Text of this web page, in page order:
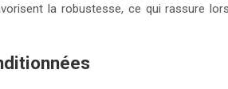
la robustesse, ce qui rassure